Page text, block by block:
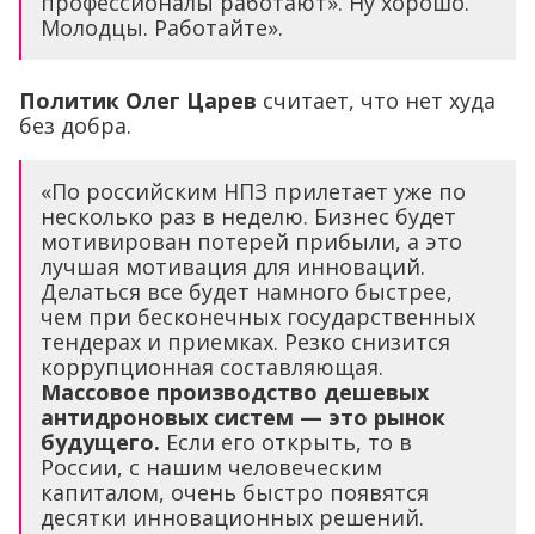
Молодцы. Работайте».
Политик Олег Царев считает, что нет худа
без добра.
«По российским НПЗ прилетает уже по
несколько раз в неделю. Бизнес будет
мотивирован потерей прибыли, а это
лучшая мотивация для инноваций.
Делаться все будет намного быстрее,
чем при бесконечных государственных
тендерах и приемках. Резко снизится
коррупционная составляющая.
Массовое производство дешевых
антидроновых систем — это рынок
будущего. Если его открыть, то в
России, с нашим человеческим
капиталом, очень быстро появятся
десятки инновационных решений.